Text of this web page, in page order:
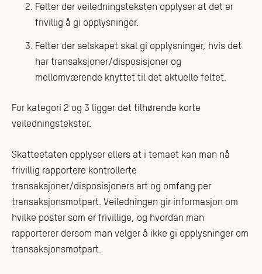
Felter der veiledningsteksten opplyser at det er
frivillig å gi opplysninger.
Felter der selskapet skal gi opplysninger, hvis det
har transaksjoner/disposisjoner og
mellomværende knyttet til det aktuelle feltet.
For kategori 2 og 3 ligger det tilhørende korte
veiledningstekster.
Skatteetaten opplyser ellers at i temaet kan man nå
frivillig rapportere kontrollerte
transaksjoner/disposisjoners art og omfang per
transaksjonsmotpart. Veiledningen gir informasjon om
hvilke poster som er frivillige, og hvordan man
rapporterer dersom man velger å ikke gi opplysninger om
transaksjonsmotpart.